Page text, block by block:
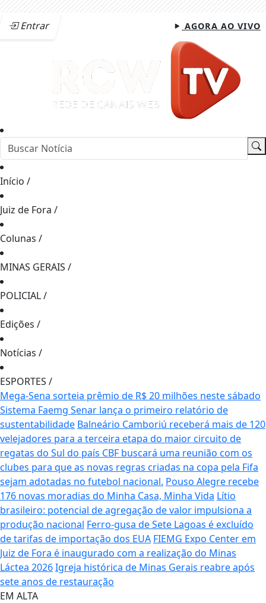
Entrar AGORA AO VIVO
Início /
Juiz de Fora /
Colunas /
MINAS GERAIS /
POLICIAL/
Edições /
Notícias /
ESPORTES /
Mega-Sena sorteia prêmio de R$ 20 milhões neste sábado
Sistema Faemg Senar lança o primeiro relatório de
sustentabilidade Balneário Camboriú receberá mais de 120
velejadores para a terceira etapa do maior circuito de
regatas do Sul do país CBF buscará uma reunião com os
clubes para que as novas regras criadas na copa pela Fifa
sejam adotadas no futebol nacional. Pouso Alegre recebe
176 novas moradias do Minha Casa, Minha Vida Lítio
brasileiro: potencial de agregação de valor impulsiona a
produção nacional Ferro-gusa de Sete Lagoas é excluído
de tarifas de importação dos EUA FIEMG Expo Center em
Juiz de Fora é inaugurado com a realização do Minas
Láctea 2026Igreja histórica de Minas Gerais reabre após
sete anos de restauração
EM ALTA